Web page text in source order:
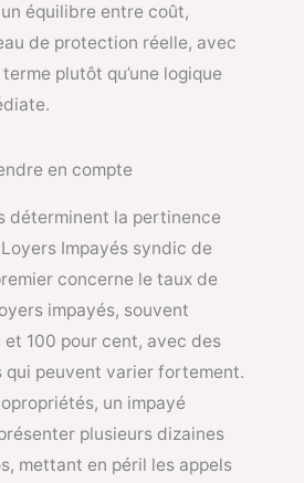
équilibre entre coût,
de protection réelle, avec
plutôt qu’une logique
en compte
déterminent la pertinence
Loyers Impayés syndic de
concerne le taux de
impayés, souvent
100 pour cent, avec des
qui peuvent varier fortement.
un impayé
plusieurs dizaines
mettant en péril les appels